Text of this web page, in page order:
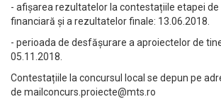
- afișarea rezultatelor la contestațiile etapei de
financiară și a rezultatelor finale: 13.06.2018.
- perioada de desfășurare a aproiectelor de
05.11.2018.
Contestațiile la concursul local se depun pe
de mailconcurs.proiecte@mts.ro